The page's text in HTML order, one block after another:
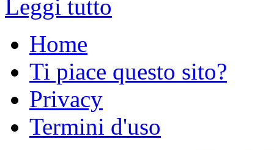
Leggi tutto
Home
Ti piace questo sito?
Privacy
Termini d'uso